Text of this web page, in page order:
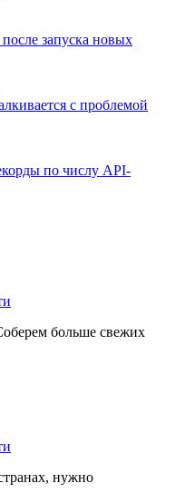
запуска новых
с проблемой
по числу API-
больше свежих
нужно